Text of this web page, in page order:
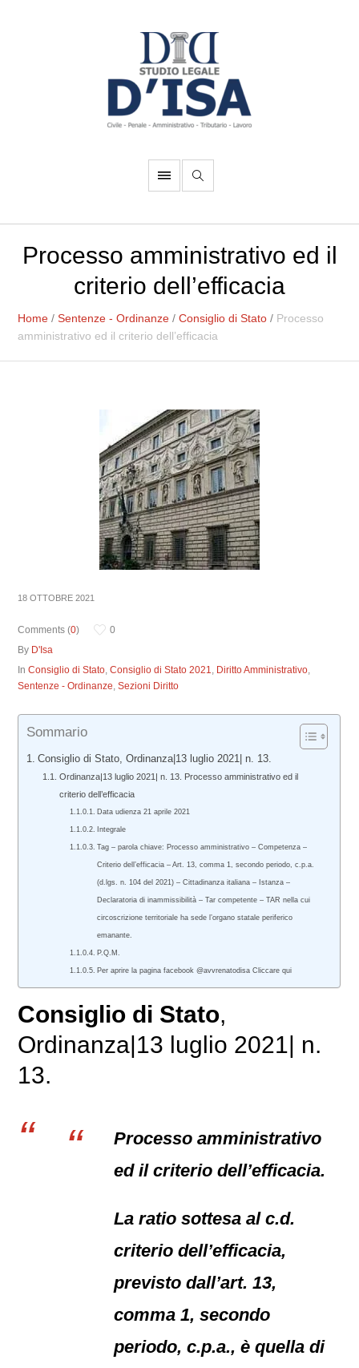
Processo amministrativo ed il
criterio dell’efficacia
Home /Sentenze - Ordinanze /Consiglio di Stato / Processo
amministrativo ed il criterio dell’efficacia
18 OTTOBRE 2021
Comments (0)
0
By D'Isa
InConsiglio di Stato,Consiglio di Stato 2021, Diritto Amministrativo,
Sentenze - Ordinanze,Sezioni Diritto
Sommario
Consiglio di Stato, Ordinanza|13 luglio 2021| n. 13.
Ordinanza|13 luglio 2021| n. 13. Processo amministrativo ed il
criterio dell’efficacia
Data udienza 21 aprile 2021
Integrale
Tag – parola chiave: Processo amministrativo – Competenza –
Criterio dell’efficacia – Art. 13, comma 1, secondo periodo, c.p.a.
(d.lgs. n. 104 del 2021) – Cittadinanza italiana – Istanza –
Declaratoria di inammissibilità – Tar competente – TAR nella cui
circoscrizione territoriale ha sede l’organo statale periferico
emanante.
P.Q.M.
Per aprire la pagina facebook @avvrenatodisa Cliccare qui
Consiglio di Stato,
Ordinanza|13 luglio 2021| n.
13.
Processo amministrativo
ed il criterio dell’efficacia.
La ratio sottesa al c.d.
criterio dell’efficacia,
previsto dall’art. 13,
comma 1, secondo
periodo, c.p.a., è quella di